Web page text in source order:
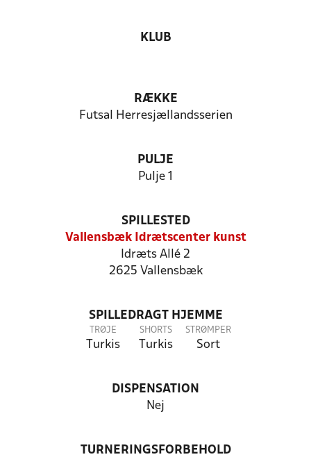
KLUB
RÆKKE
Futsal Herresjællandsserien
PULJE
Pulje 1
SPILLESTED
Vallensbæk Idrætscenter kunst
Idræts Allé 2
2625 Vallensbæk
SPILLEDRAGT HJEMME
TRØJE
Turkis
SHORTS
Turkis
STRØMPER
Sort
DISPENSATION
Nej
TURNERINGSFORBEHOLD